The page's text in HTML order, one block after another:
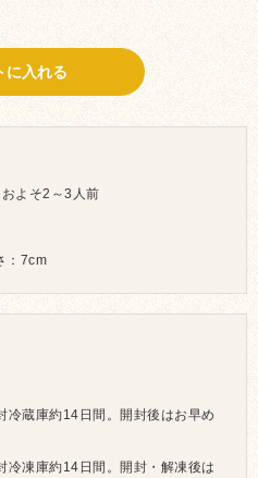
に入れる
よそ2～3人前
：7cm
冷蔵庫約14日間。開封後はお早め
冷凍庫約14日間。開封・解凍後は